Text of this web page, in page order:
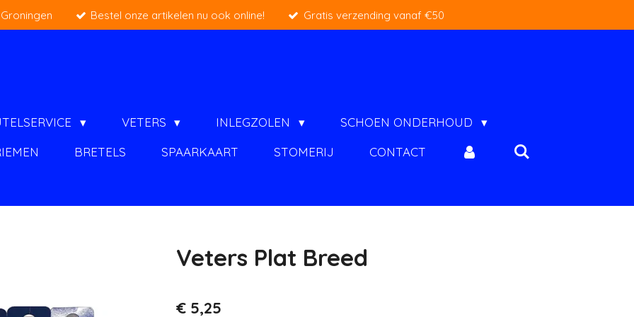
Bestel onze artikelen nu ook online! Gratis verzending vanaf €50
VETERS INLEGZOLEN
SCHOEN ONDERHOUD
BRETELS SPAARKAART STOMERIJ CONTACT
Veters Plat Breed
€ 5,25